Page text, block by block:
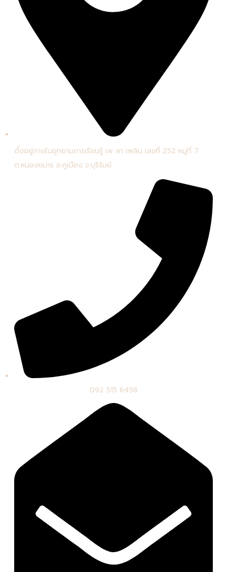
ตั้งอยู่ภายในอุทยานการเรียนรู้ เพ ลา เพลิน เลขที่ 252 หมู่ที่ 7
ต.หนองขมาร อ.คูเมือง จ.บุรีรัมย์
092 515 6458